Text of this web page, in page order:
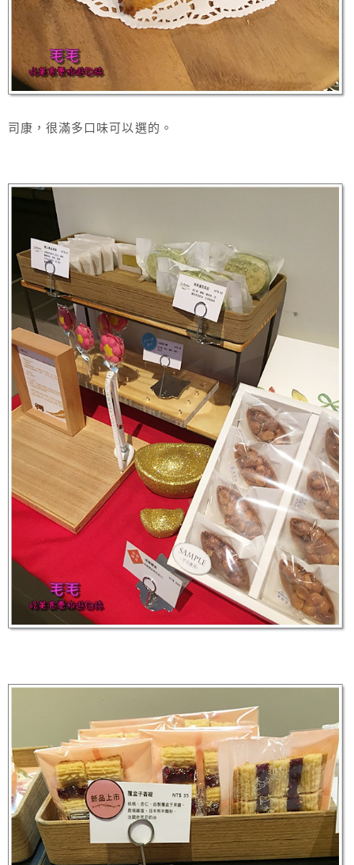
司康，很滿多口味可以選的。